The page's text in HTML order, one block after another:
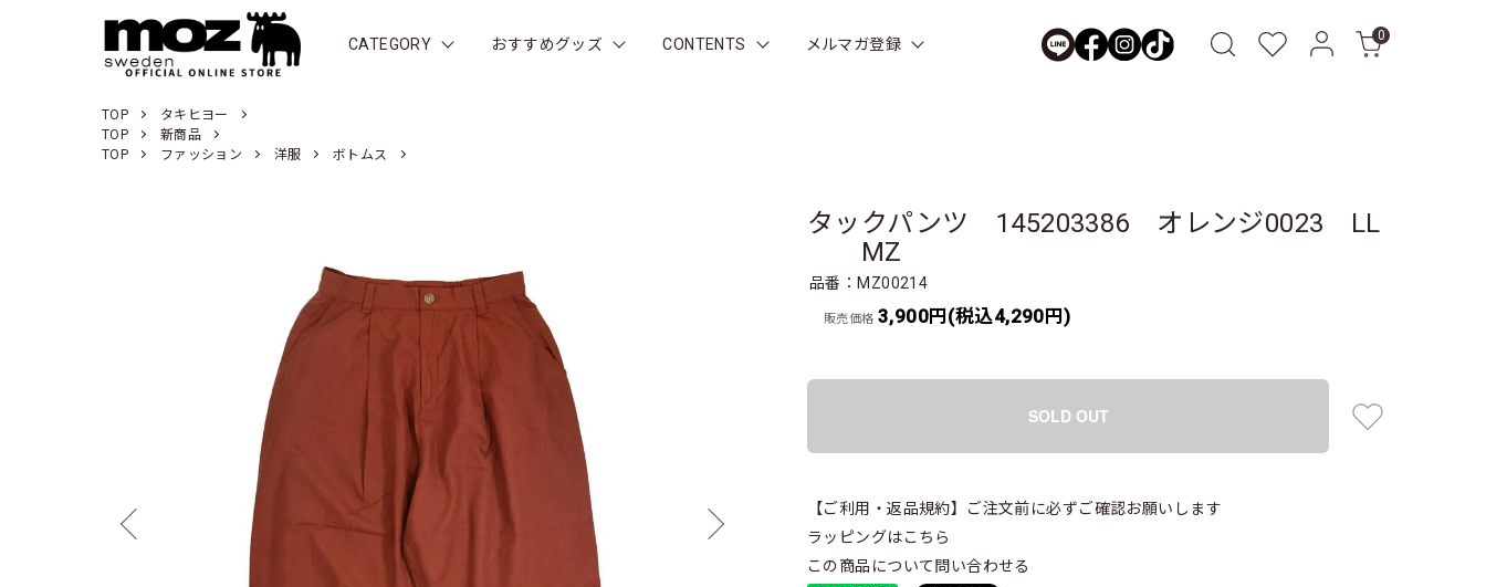
CATEGORY おすすめグッズ CONTENTS メルマガ登録 0
TOP
タキヒヨー
TOP
新商品
TOP
ファッション 洋服 ボトムス
タックパンツ 145203386 オレンジ0023 LL
MZ
品番：MZ00214
販売価格 3,900円(税込4,290円)
SOLD OUT
【ご利用・返品規約】ご注文前に必ずご確認お願いします
ラッピングはこちら
この商品について問い合わせる